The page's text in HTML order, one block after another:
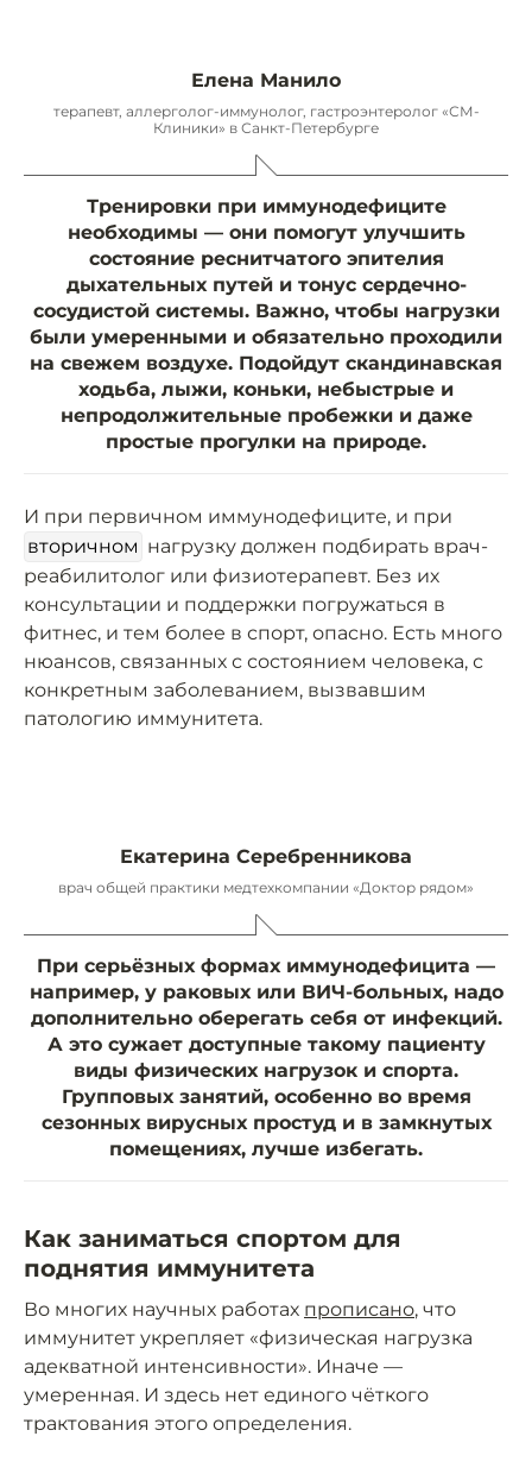
Елена Манило
терапевт, аллерголог-иммунолог, гастроэнтеролог «СМ-
Клиники» в Санкт-Петербурге
Тренировки при иммунодефиците
необходимы — они помогут улучшить
состояние реснитчатого эпителия
дыхательных путей и тонус сердечно-
сосудистой системы. Важно, чтобы нагрузки
были умеренными и обязательно проходили
на свежем воздухе. Подойдут скандинавская
ходьба, лыжи, коньки, небыстрые и
непродолжительные пробежки и даже
простые прогулки на природе.
И при первичном иммунодефиците, и при
вторичном нагрузку должен подбирать врач-
реабилитолог или физиотерапевт. Без их
консультации и поддержки погружаться в
фитнес, и тем более в спорт, опасно. Есть много
нюансов, связанных с состоянием человека, с
конкретным заболеванием, вызвавшим
патологию иммунитета.
Екатерина Серебренникова
врач общей практики медтехкомпании «Доктор рядом»
При серьёзных формах иммунодефицита —
например, у раковых или ВИЧ-больных, надо
дополнительно оберегать себя от инфекций.
А это сужает доступные такому пациенту
виды физических нагрузок и спорта.
Групповых занятий, особенно во время
сезонных вирусных простуд и в замкнутых
помещениях, лучше избегать.
Как заниматься спортом для
поднятия иммунитета
Во многих научных работах прописано, что
иммунитет укрепляет «физическая нагрузка
адекватной интенсивности». Иначе —
умеренная. И здесь нет единого чёткого
трактования этого определения.